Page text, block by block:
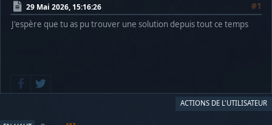
29 Mai 2026, 15:16:26
#1
J'espère que tu as pu trouver une solution depuis tout ce temps
ACTIONS DE L'UTILISATEUR